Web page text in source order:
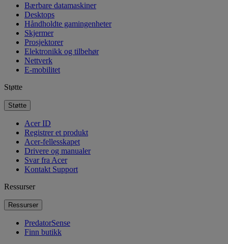
Bærbare datamaskiner
Desktops
Håndholdte gamingenheter
Skjermer
Prosjektorer
Elektronikk og tilbehør
Nettverk
E-mobilitet
Støtte
Støtte
Acer ID
Registrer et produkt
Acer-fellesskapet
Drivere og manualer
Svar fra Acer
Kontakt Support
Ressurser
Ressurser
PredatorSense
Finn butikk